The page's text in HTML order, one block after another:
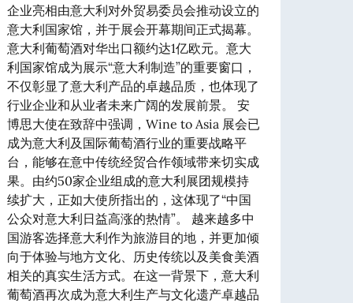
企业亮相由意大利对外贸易委员会推动设立的
意大利国家馆，并于展会开幕期间正式揭幕。
意大利葡萄酒对华出口额约达1亿欧元。意大
利国家馆成为展示“意大利制造”的重要窗口，
不仅彰显了意大利产品的卓越品质，也体现了
行业企业和从业者未来广阔的发展前景。 安
博思大使在致辞中强调，Wine to Asia 展会已
成为意大利及国际葡萄酒行业的重要战略平
台，能够在意中传统经贸合作领域带来切实成
果。由约50家企业组成的意大利展团规模持
续扩大，正如大使所指出的，这体现了“中国
公众对意大利日益高涨的热情”。 越来越多中
国游客选择意大利作为旅游目的地，并更加倾
向于体验与地方文化、历史传统以及美食美酒
相关的真实生活方式。在这一背景下，意大利
葡萄酒再次成为意大利生产与文化遗产卓越品